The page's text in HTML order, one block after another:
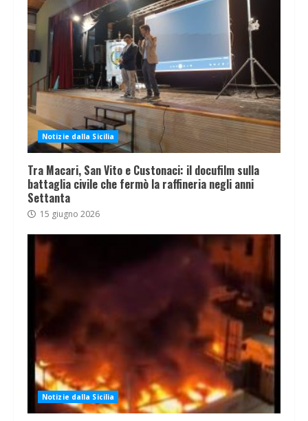
Notizie dalla Sicilia
Tra Macari, San Vito e Custonaci: il docufilm sulla
battaglia civile che fermò la raffineria negli anni
Settanta
15 giugno 2026
Notizie dalla Sicilia